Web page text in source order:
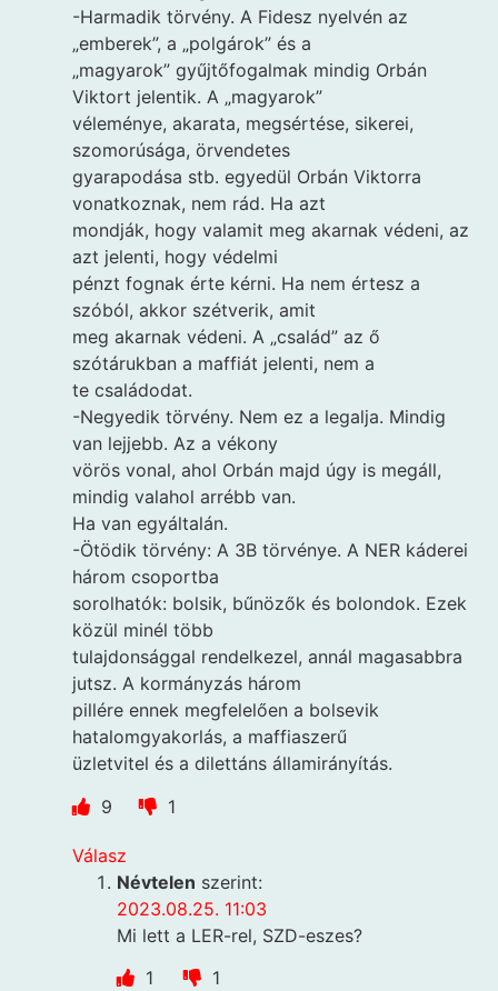
-Harmadik törvény. A Fidesz nyelvén az
„emberek”, a „polgárok” és a
„magyarok” gyűjtőfogalmak mindig Orbán
Viktort jelentik. A „magyarok”
véleménye, akarata, megsértése, sikerei,
szomorúsága, örvendetes
gyarapodása stb. egyedül Orbán Viktorra
vonatkoznak, nem rád. Ha azt
mondják, hogy valamit meg akarnak védeni, az
azt jelenti, hogy védelmi
pénzt fognak érte kérni. Ha nem értesz a
szóból, akkor szétverik, amit
meg akarnak védeni. A „család” az ő
szótárukban a maffiát jelenti, nem a
te családodat.
-Negyedik törvény. Nem ez a legalja. Mindig
van lejjebb. Az a vékony
vörös vonal, ahol Orbán majd úgy is megáll,
mindig valahol arrébb van.
Ha van egyáltalán.
-Ötödik törvény: A 3B törvénye. A NER káderei
három csoportba
sorolhatók: bolsik, bűnözők és bolondok. Ezek
közül minél több
tulajdonsággal rendelkezel, annál magasabbra
jutsz. A kormányzás három
pillére ennek megfelelően a bolsevik
hatalomgyakorlás, a maffiaszerű
üzletvitel és a dilettáns államirányítás.
9
1
Válasz
Névtelen szerint:
2023.08.25. 11:03
Mi lett a LER-rel, SZD-eszes?
1
1